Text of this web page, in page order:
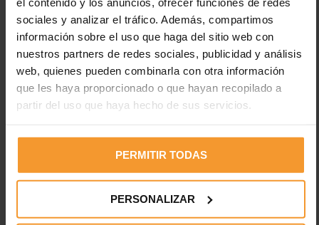
sociales y analizar el tráfico. Además, compartimos
información sobre el uso que haga del sitio web con
nuestros partners de redes sociales, publicidad y análisis
web, quienes pueden combinarla con otra información
que les haya proporcionado o que hayan recopilado a
partir del uso que haya hecho de sus servicios.
PERMITIR TODAS
PERSONALIZAR
Entradas recientes
Los neumáticos están desgastados en el 2% de los
accidentes de tráfico con víctimas
Uno de cada cuatro vehículos circula con fallos en luces,
cuando el 35% de fallecidos es en horas con poca luz
prevención
Desfase del 45,1% entre el IPC y lo que pagan las
aseguradoras por la pintura a los talleres madrileños
Diagnóstico en el taller del funcionamiento del aire
acondicionado: consejos clave